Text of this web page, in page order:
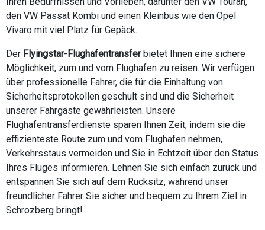
den VW Passat Kombi und einen Kleinbus wie den Opel
Vivaro mit viel Platz für Gepäck.
Der Flyingstar-Flughafentransferbietet Ihnen eine sichere
Möglichkeit, zum und vom Flughafen zu reisen. Wir verfügen
über professionelle Fahrer, die für die Einhaltung von
Sicherheitsprotokollen geschult sind und die Sicherheit
unserer Fahrgäste gewährleisten. Unsere
Flughafentransferdienste sparen Ihnen Zeit, indem sie die
effizienteste Route zum und vom Flughafen nehmen,
Verkehrsstaus vermeiden und Sie in Echtzeit über den Status
Ihres Fluges informieren. Lehnen Sie sich einfach zurück und
entspannen Sie sich auf dem Rücksitz, während unser
freundlicher Fahrer Sie sicher und bequem zu Ihrem Ziel in
Schrozberg bringt!